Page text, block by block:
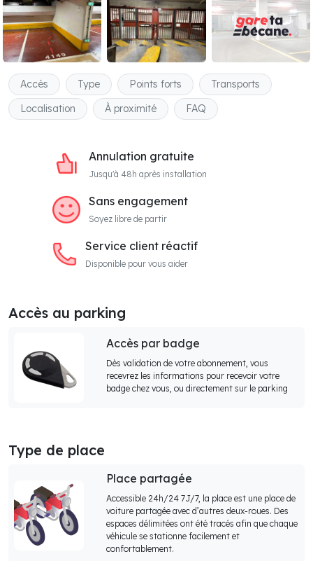
Accès Type Points forts
Transports
Localisation
À proximité FAQ
Annulation gratuite
Jusqu'à 48h après installation
Sans engagement
Soyez libre de partir
Service client réactif
Disponible pour vous aider
Accès au parking
Accès par badge
Dès validation de votre abonnement, vous
recevrez les informations pour recevoir votre
badge chez vous, ou directement sur le parking
Type de place
Place partagée
Accessible 24h/24 7J/7, la place est une place de
voiture partagée avec d’autres deux-roues. Des
espaces délimitées ont été tracés afin que chaque
véhicule se stationne facilement et
confortablement.